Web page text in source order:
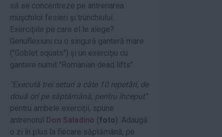
să se concentreze pe antrenarea
muşchilor fesieri şi trunchiului.
Exerciţiile pe care el le alege?
Genuflexiuni cu o singură ganteră mare
("Goblet squats") şi un exerciţiu cu
gantere numit "Romanian dead lifts".
"Execută trei seturi a câte 10 repetări, de
două ori pe săptămână, pentru început"
pentru ambele exerciţii, spune
antrenorul Don Saladino (foto). Adaugă
o zi în plus la fiecare săptămână, pe